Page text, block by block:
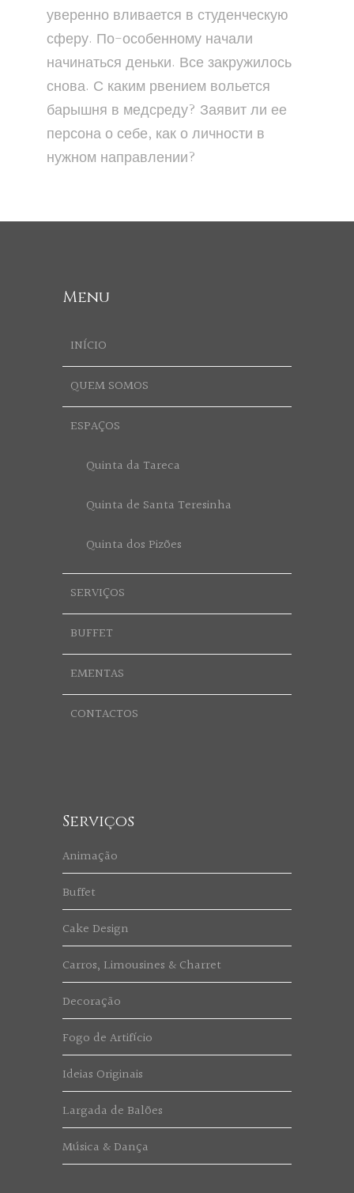
уверенно вливается в студенческую
сферу. По-особенному начали
начинаться деньки. Все закружилось
снова. С каким рвением вольется
барышня в медсреду? Заявит ли ее
персона о себе, как о личности в
нужном направлении?
Menu
INÍCIO
QUEM SOMOS
ESPAÇOS
Quinta da Tareca
Quinta de Santa Teresinha
Quinta dos Pizões
SERVIÇOS
BUFFET
EMENTAS
CONTACTOS
Serviços
Animação
Buffet
Cake Design
Carros, Limousines & Charret
Decoração
Fogo de Artifício
Ideias Originais
Largada de Balões
Música & Dança